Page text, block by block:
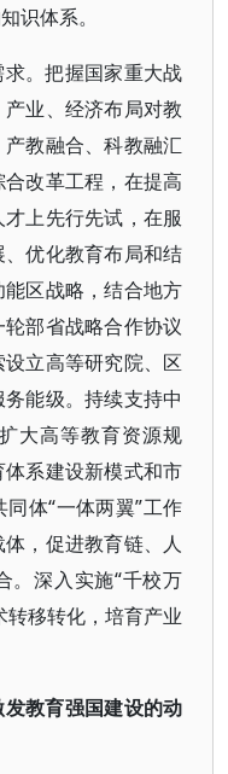
识体系。
。把握国家重大战
业、经济布局对教
教融合、科教融汇
改革工程，在提高
上先行先试，在服
优化教育布局和结
区战略，结合地方
部省战略合作协议
立高等研究院、区
能级。持续支持中
大高等教育资源规
系建设新模式和市
体“一体两翼”工作
，促进教育链、人
。深入实施“千校万
转移转化，培育产业
教育强国建设的动